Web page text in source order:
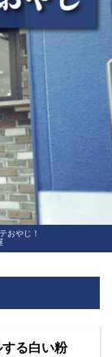
おやじ！
る白い粉